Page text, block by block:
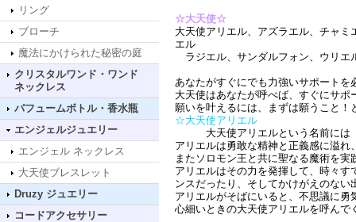
リング
ブローチ
魔法にかけられた秘密の庭
クリスタルワンド・ワンド
ネックレス
パフュームボトル・香水瓶
エンジェルジュエリー
エンジェル ネックレス
大天使ブレスレット
Druzy ジュエリー
コードアクセサリー
☆大天使☆
大天使アリエル、アズラエル、チャ
エル
ラジエル、サンダルフォン、ウリエ
あなたがすぐにでも力強いサポート
大天使はあなたが呼べば、すぐにサ
願いを叶えるには、まずは願うこと！
☆大天使アリエル
大天使アリエルという名前には「
アリエルは勇敢な精神と正義感に溢
またソロモン王と共に聖なる魔術を
アリエルはその力を発揮して、時々
ンスだったり、そしてかけがえのな
アリエルがそばにいると、不思議に勇
心細いときの大天使アリエルを呼ん